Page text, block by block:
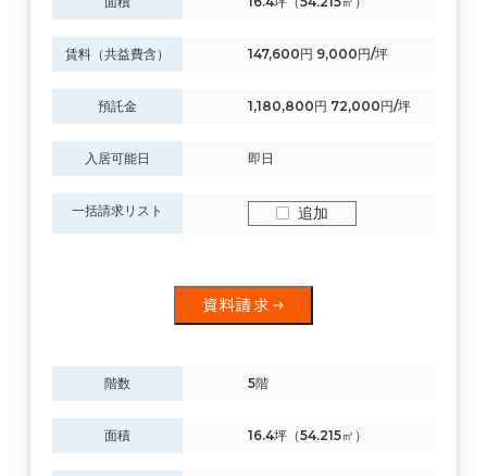
賃料（共益費含） 147,600円 9,000円/坪
預託金 1,180,800円 72,000円/坪
入居可能日 即日
一括請求リスト 追加
資料請求
階数 5階
面積 16.4坪（54.215㎡）